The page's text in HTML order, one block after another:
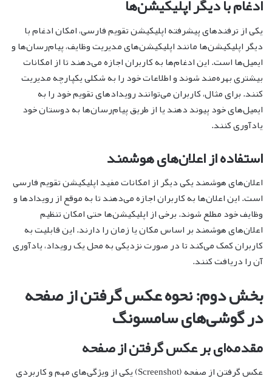
ادغام با دیگر اپلیکیشن‌ها
یکی از ترفندهای پیشرفته اپلیکیشن تقویم فارسی، امکان ادغام با
دیگر اپلیکیشن‌ها مانند اپلیکیشن‌های مدیریت وظایف، پیام‌رسان‌ها و
ایمیل‌ها است. این ادغام‌ها به کاربران اجازه می‌دهند تا از امکانات
بیشتری بهره‌مند شوند و اطلاعات خود را به شکلی یکپارچه مدیریت
کنند. برای مثال، کاربران می‌توانند رویدادهای تقویم خود را به
ایمیل‌های خود پیوند دهند یا از طریق پیام‌رسان‌ها به دوستان خود
یادآوری کنند.
استفاده از اعلان‌های هوشمند
اعلان‌های هوشمند یکی دیگر از امکانات مفید اپلیکیشن تقویم فارسی
است. این اعلان‌ها به کاربران اجازه می‌دهند تا به موقع از رویدادها و
وظایف خود مطلع شوند. برخی از اپلیکیشن‌ها حتی امکان تنظیم
اعلان‌های هوشمند بر اساس مکان یا زمان را دارند. این قابلیت به
کاربران کمک می‌کند تا در صورت نزدیکی به محل یک رویداد، یادآوری
آن را دریافت کنند.
بخش دوم: نحوه عکس گرفتن از صفحه
در گوشی‌های سامسونگ
مقدمه‌ای بر عکس گرفتن از صفحه
عکس گرفتن از صفحه (Screenshot) یکی از ویژگی‌های مهم و کاربردی